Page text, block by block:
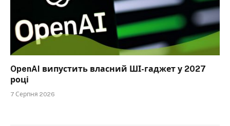
OpenAI випустить власний ШІ-гаджет у 2027
році
7 Серпня 2026